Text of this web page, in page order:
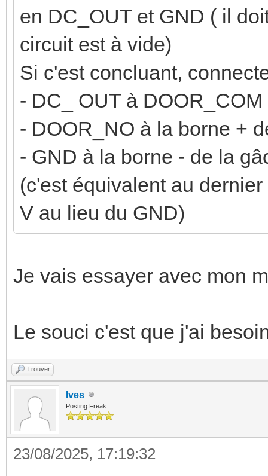
en DC_OUT et GND ( il
circuit est à vide)
Si c'est concluant,
- DC_ OUT à DOOR_COM
- DOOR_NO à la borne +
- GND à la borne - de la
(c'est équivalent au
V au lieu du GND)
Je vais essayer avec mon
Le souci c'est que j'ai
Trouver
Ives
Posting Freak
23/08/2025, 17:19:32